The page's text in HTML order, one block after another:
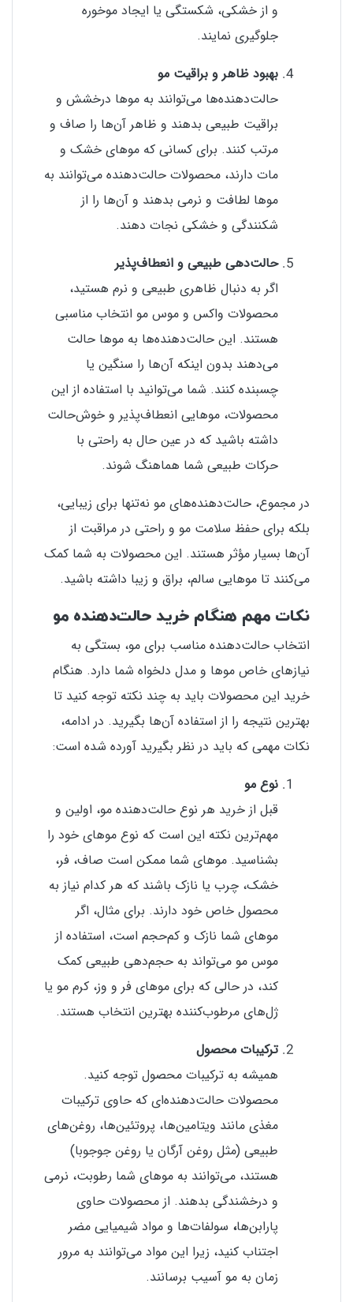
و از خشکی، شکستگی یا ایجاد موخوره
جلوگیری نمایند.
بهبود ظاهر و براقیت مو
حالت‌دهنده‌ها می‌توانند به موها درخشش و
براقیت طبیعی بدهند و ظاهر آن‌ها را صاف و
مرتب کنند. برای کسانی که موهای خشک و
مات دارند، محصولات حالت‌دهنده می‌توانند به
موها لطافت و نرمی بدهند و آن‌ها را از
شکنندگی و خشکی نجات دهند.
حالت‌دهی طبیعی و انعطاف‌پذیر
اگر به دنبال ظاهری طبیعی و نرم هستید،
محصولات واکس و موس مو انتخاب مناسبی
هستند. این حالت‌دهنده‌ها به موها حالت
می‌دهند بدون اینکه آن‌ها را سنگین یا
چسبنده کنند. شما می‌توانید با استفاده از این
محصولات، موهایی انعطاف‌پذیر و خوش‌حالت
داشته باشید که در عین حال به راحتی با
حرکات طبیعی شما هماهنگ شوند.
در مجموع، حالت‌دهنده‌های مو نه‌تنها برای زیبایی،
بلکه برای حفظ سلامت مو و راحتی در مراقبت از
آن‌ها بسیار مؤثر هستند. این محصولات به شما کمک
می‌کنند تا موهایی سالم، براق و زیبا داشته باشید.
نکات مهم هنگام خرید حالت‌دهنده مو
انتخاب حالت‌دهنده مناسب برای مو، بستگی به
نیازهای خاص موها و مدل دلخواه شما دارد. هنگام
خرید این محصولات باید به چند نکته توجه کنید تا
بهترین نتیجه را از استفاده آن‌ها بگیرید. در ادامه،
نکات مهمی که باید در نظر بگیرید آورده شده است:
نوع مو
قبل از خرید هر نوع حالت‌دهنده مو، اولین و
مهم‌ترین نکته این است که نوع موهای خود را
بشناسید. موهای شما ممکن است صاف، فر،
خشک، چرب یا نازک باشند که هر کدام نیاز به
محصول خاص خود دارند. برای مثال، اگر
موهای شما نازک و کم‌حجم است، استفاده از
موس مو می‌تواند به حجم‌دهی طبیعی کمک
کند، در حالی که برای موهای فر و وز، کرم مو یا
ژل‌های مرطوب‌کننده بهترین انتخاب هستند.
ترکیبات محصول
همیشه به ترکیبات محصول توجه کنید.
محصولات حالت‌دهنده‌ای که حاوی ترکیبات
مغذی مانند ویتامین‌ها، پروتئین‌ها، روغن‌های
طبیعی (مثل روغن آرگان یا روغن جوجوبا)
هستند، می‌توانند به موهای شما رطوبت، نرمی
و درخشندگی بدهند. از محصولات حاوی
پارابن‌ها، سولفات‌ها و مواد شیمیایی مضر
اجتناب کنید، زیرا این مواد می‌توانند به مرور
زمان به مو آسیب برسانند.